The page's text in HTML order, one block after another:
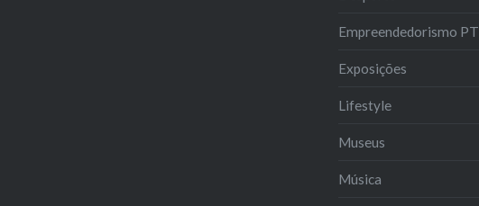
Empreendedorismo PT
Exposições
Lifestyle
Museus
Música